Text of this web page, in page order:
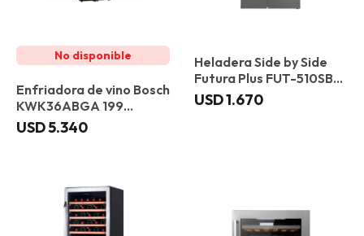
Enfriadora de vino Bosch
KWK36ABGA 199
botellas
USD5.340
Heladera Side by Side
Futura Plus FUT-510SBS
489 L
USD1.670